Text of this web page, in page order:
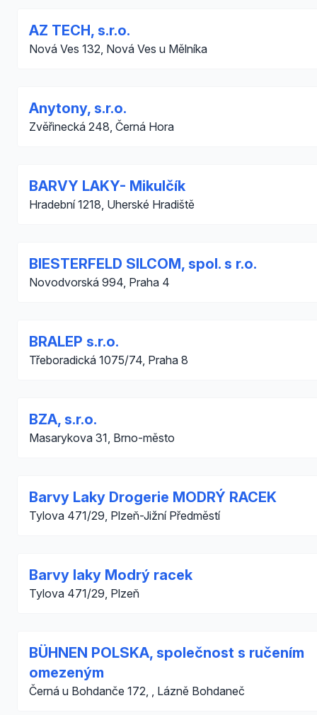
AZ TECH, s.r.o.
Nová Ves 132, Nová Ves u Mělníka
Anytony, s.r.o.
Zvěřinecká 248, Černá Hora
BARVY LAKY- Mikulčík
Hradební 1218, Uherské Hradiště
BIESTERFELD SILCOM, spol. s r.o.
Novodvorská 994, Praha 4
BRALEP s.r.o.
Třeboradická 1075/74, Praha 8
BZA, s.r.o.
Masarykova 31, Brno-město
Barvy Laky Drogerie MODRÝ RACEK
Tylova 471/29, Plzeň-Jižní Předměstí
Barvy laky Modrý racek
Tylova 471/29, Plzeň
BÜHNEN POLSKA, společnost s ručením
omezeným
Černá u Bohdanče 172, , Lázně Bohdaneč